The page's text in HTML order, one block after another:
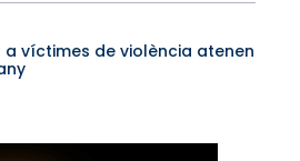
a víctimes de violència atenen